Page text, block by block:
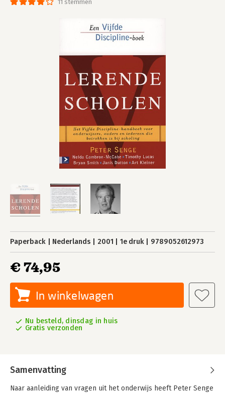
11 stemmen
Paperback Nederlands 2001 1e druk 9789052612973
€ 74,95
In winkelwagen
Nu besteld, dinsdag in huis
Gratis verzonden
Samenvatting
Naar aanleiding van vragen uit het onderwijs heeft Peter Senge